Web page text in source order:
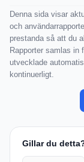
Denna sida visar
och
prestanda så att du
Rapporter samlas in
utvecklade
kontinuerligt.
Gillar du